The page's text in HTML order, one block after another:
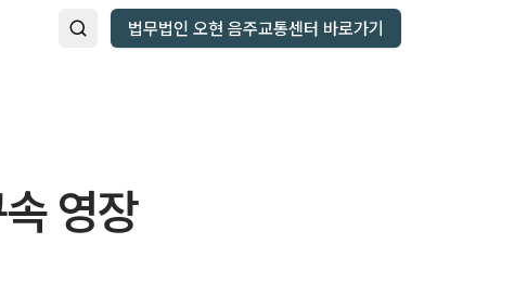
법무법인 오현 음주교통센터 바로가기
영장